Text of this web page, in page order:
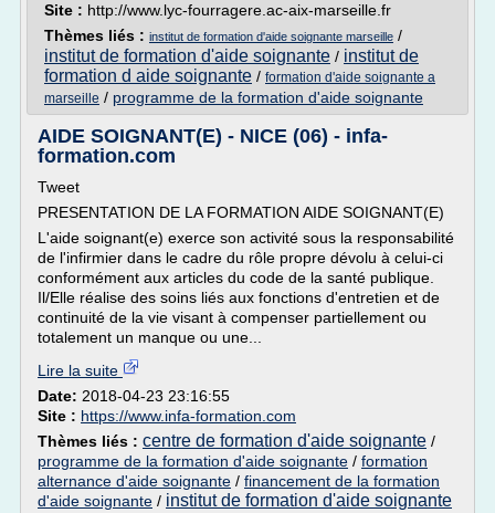
Site : http://www.lyc-fourragere.ac-aix-marseille.fr
Thèmes liés : institut de formation d'aide soignante marseille /
institut de formation d'aide soignante / institut de
formation d aide soignante / formation d'aide soignante a
marseille / programme de la formation d'aide soignante
AIDE SOIGNANT(E) - NICE (06) - infa-
formation.com
Tweet
PRESENTATION DE LA FORMATION AIDE SOIGNANT(E)
L'aide soignant(e) exerce son activité sous la responsabilité
de l'infirmier dans le cadre du rôle propre dévolu à celui-ci
conformément aux articles du code de la santé publique.
Il/Elle réalise des soins liés aux fonctions d'entretien et de
continuité de la vie visant à compenser partiellement ou
totalement un manque ou une...
Lire la suite
Date: 2018-04-23 23:16:55
Site : https://www.infa-formation.com
Thèmes liés : centre de formation d'aide soignante /
programme de la formation d'aide soignante / formation
alternance d'aide soignante / financement de la formation
d'aide soignante / institut de formation d'aide soignante